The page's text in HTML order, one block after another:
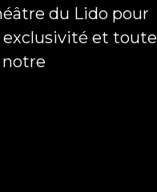
du Lido pour
exclusivité et toute